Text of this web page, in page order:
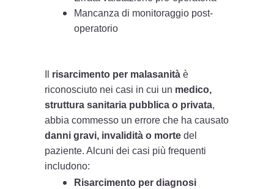
Mancanza di monitoraggio post-
operatorio
risarcimento per malasanità è
riconosciuto nei casi in cui un medico,
struttura sanitaria pubblica o privata,
abbia commesso un errore che ha causato
danni gravi, invalidità o morte del
paziente. Alcuni dei casi più frequenti
includono:
Risarcimento per diagnosi